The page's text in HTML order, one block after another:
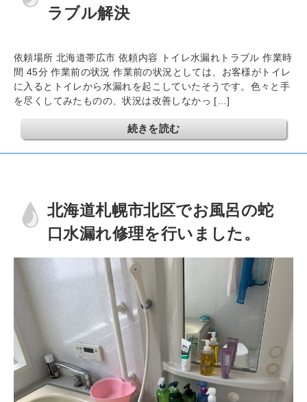
ラブル解決
依頼場所 北海道帯広市 依頼内容 トイレ水漏れトラブル 作業時
間 45分 作業前の状況 作業前の状況としては、お客様がトイレ
に入るとトイレから水漏れを起こしていたそうです。色々と手
を尽くしてみたものの、状況は改善しなかっ […]
続きを読む
北海道札幌市北区でお風呂の蛇
口水漏れ修理を行いました。